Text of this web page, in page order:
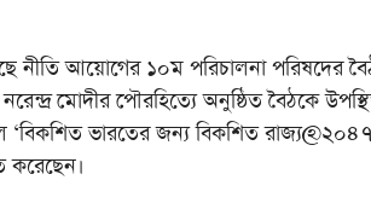
আয়োগের ১০ম পরিচালনা পরিষদের
নরেন্দ্র মোদীর পৌরহিত্যে অনুষ্ঠিত বৈঠকে
ভারতের জন্য বিকশিত
করেছেন।